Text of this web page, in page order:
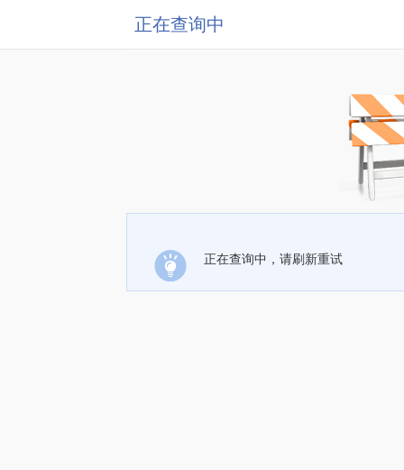
正在查询中
正在查询中，请刷新重试